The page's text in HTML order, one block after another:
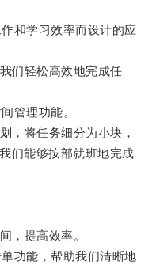
和学习效率而设计的应
轻松高效地完成任
管理功能。
将任务细分为小块，
们能够按部就班地完成
提高效率。
功能，帮助我们清晰地